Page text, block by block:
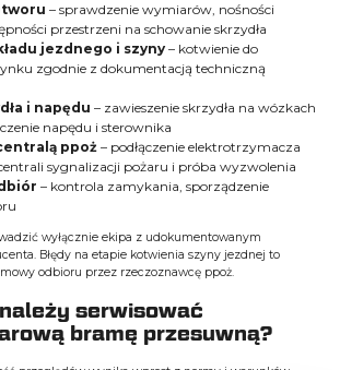
– sprawdzenie wymiarów, nośności
przestrzeni na schowanie skrzydła
jezdnego i szyny– kotwienie do
zgodnie z dokumentacją techniczną
i napędu – zawieszenie skrzydła na wózkach
napędu i sterownika
ppoż– podłączenie elektrotrzymacza
sygnalizacji pożaru i próba wyzwolenia
– kontrola zamykania, sporządzenie
wyłącznie ekipa z udokumentowanym
Błędy na etapie kotwienia szyny jezdnej to
odbioru przez rzeczoznawcę ppoż.
serwisować
bramę przesuwną?